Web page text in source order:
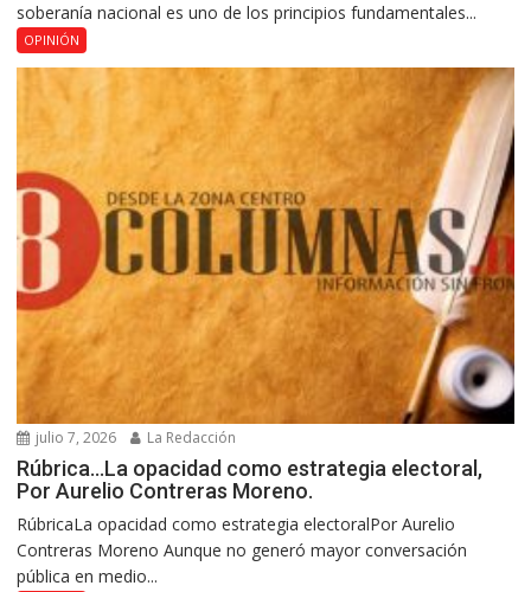
soberanía nacional es uno de los principios fundamentales...
OPINIÓN
julio 7, 2026 La Redacción
Rúbrica…La opacidad como estrategia electoral,
Por Aurelio Contreras Moreno.
RúbricaLa opacidad como estrategia electoralPor Aurelio
Contreras Moreno Aunque no generó mayor conversación
pública en medio...